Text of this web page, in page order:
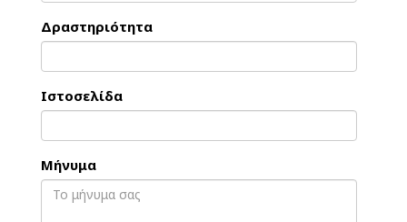
Δραστηριότητα
Ιστοσελίδα
Μήνυμα